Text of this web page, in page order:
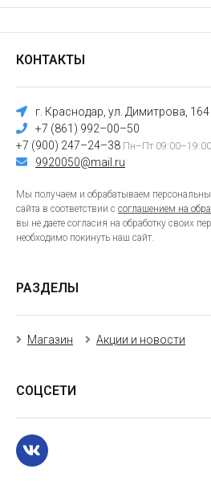
КОНТАКТЫ
г. Краснодар, ул. Димитрова, 164
+7 (861) 992–00–50
+7 (900) 247–24–38 Пн–Пт 09:00–19:00
9920050@mail.ru
Мы получаем и обрабатываем
сайта в соответствии с соглашением на
вы не даете согласия на обработку своих
необходимо покинуть наш сайт.
РАЗДЕЛЫ
Магазин Акции и новости
СОЦСЕТИ